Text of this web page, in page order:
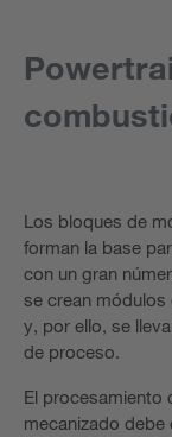
Los bloques de
forman la base
con un gran
se crean
y, por ello, se
de proceso.
El procesamiento
mecanizado